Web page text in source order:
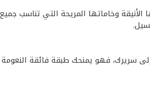
الأنيقة وخاماتها المريحة التي تناسب
سريرك، فهو يمنحك طبقة فائقة